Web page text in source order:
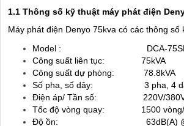
1.1 Thông số kỹ thuật máy phát điện
Máy phát điện Denyo 75kva có các thông số
Model : DCA-
Công suất liên tục: 75kVA
Công suất dự phòng: 78.8kVA
Số pha, số dây: 3 pha, 4
Điện áp/ Tần số: 220V/380V
Tốc độ vòng quay: 1500 vòng/
Độ ồn: 63dB(A)